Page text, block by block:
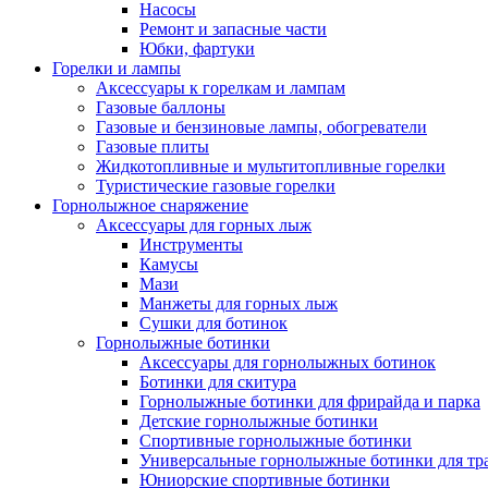
Насосы
Ремонт и запасные части
Юбки, фартуки
Горелки и лампы
Аксессуары к горелкам и лампам
Газовые баллоны
Газовые и бензиновые лампы, обогреватели
Газовые плиты
Жидкотопливные и мультитопливные горелки
Туристические газовые горелки
Горнолыжное снаряжение
Аксессуары для горных лыж
Инструменты
Камусы
Мази
Манжеты для горных лыж
Сушки для ботинок
Горнолыжные ботинки
Аксессуары для горнолыжных ботинок
Ботинки для скитура
Горнолыжные ботинки для фрирайда и парка
Детские горнолыжные ботинки
Спортивные горнолыжные ботинки
Универсальные горнолыжные ботинки для
Юниорские спортивные ботинки